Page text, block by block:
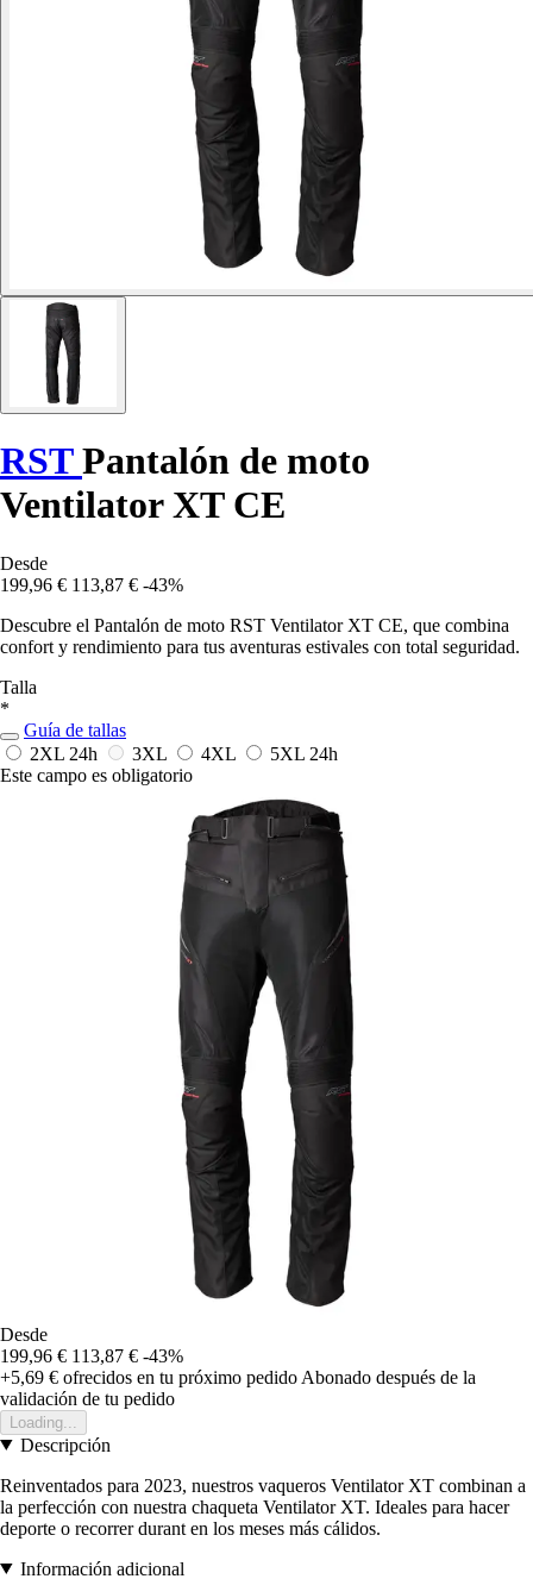
RSTPantalón de moto
Ventilator XT CE
Desde
199,96 € 113,87 € -43%
Descubre el Pantalón de moto RST Ventilator XT CE, que combina
confort y rendimiento para tus aventuras estivales con total seguridad.
Talla
*
Guía de tallas
2XL 24h 3XL 4XL 5XL 24h
Este campo es obligatorio
Desde
199,96 € 113,87 € -43%
+5,69 € ofrecidos en tu próximo pedido Abonado después de la
validación de tu pedido
Loading...
Descripción
Reinventados para 2023, nuestros vaqueros Ventilator XT combinan a
la perfección con nuestra chaqueta Ventilator XT. Ideales para hacer
deporte o recorrer durant en los meses más cálidos.
Información adicional